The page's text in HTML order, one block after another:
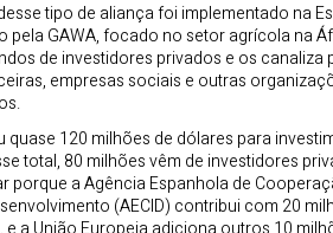
tipo de aliança foi implementado na
pela GAWA, focado no setor agrícola na
de investidores privados e os canaliza
empresas sociais e outras
quase 120 milhões de dólares para
total, 80 milhões vêm de investidores
porque a Agência Espanhola de
(AECID) contribui com 20